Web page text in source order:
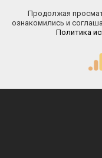
Продолжая
ознакомились и
Политика